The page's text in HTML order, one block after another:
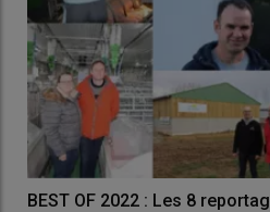
BEST OF 2022 : Les 8